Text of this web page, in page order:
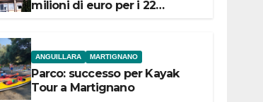
milioni di euro per i 22
ANGUILLARA MARTIGNANO
Parco: successo per Kayak
Tour a Martignano